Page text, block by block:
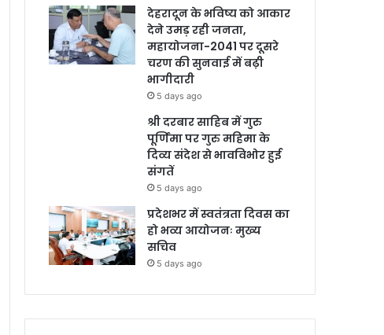
देहरादून के भविष्य को आकार
देने उमड़ रही जनता,
महायोजना-2041 पर दूसरे
चरण की सुनवाई में बढ़ी
भागीदारी
5 days ago
श्री दरबार साहिब में गुरु
पूर्णिमा पर गुरु महिमा के
दिव्य संदेश से भावविभोर हुई
संगतें
5 days ago
प्रदेशभर में स्वतंत्रता दिवस का
हो भव्य आयोजनः मुख्य
सचिव
5 days ago